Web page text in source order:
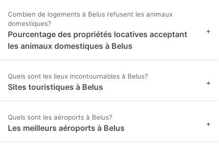
Combien de logements à Belus refusent les animaux
domestiques?
Pourcentage des propriétés locatives acceptant
les animaux domestiques à Belus
+
Quels sont les lieux incontournables à Belus?
Sites touristiques à Belus +
Quels sont les aéroports à Belus?
Les meilleurs aéroports à Belus +